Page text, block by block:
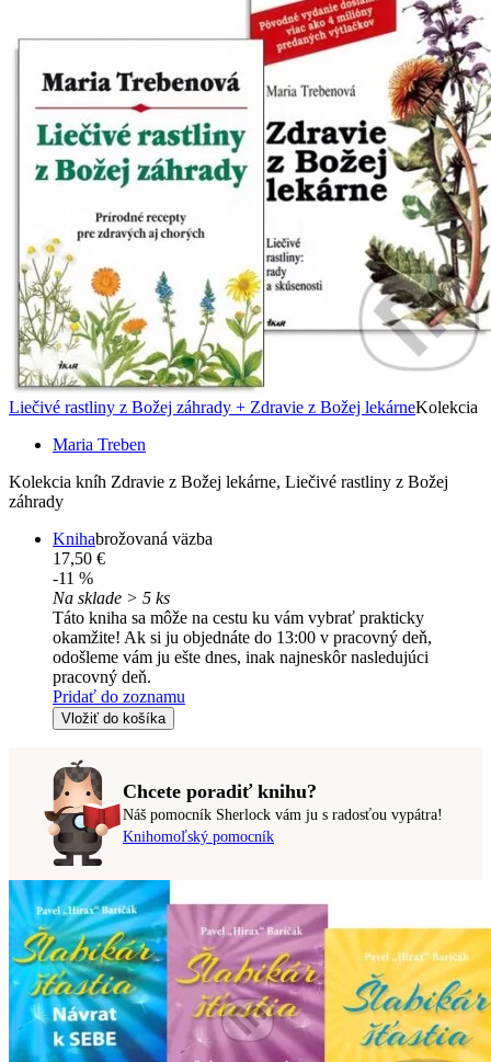
Liečivé rastliny z Božej záhrady + Zdravie z Božej lekárneKolekcia
Maria Treben
Kolekcia kníh Zdravie z Božej lekárne, Liečivé rastliny z Božej
záhrady
Knihabrožovaná väzba
17,50 €
-11 %
Na sklade > 5 ks
Táto kniha sa môže na cestu ku vám vybrať prakticky
okamžite! Ak si ju objednáte do 13:00 v pracovný deň,
odošleme vám ju ešte dnes, inak najneskôr nasledujúci
pracovný deň.
Pridať do zoznamu
Vložiť do košíka
Chcete poradiť knihu?
Náš pomocník Sherlock vám ju s radosťou vypátra!
Knihomoľský pomocník